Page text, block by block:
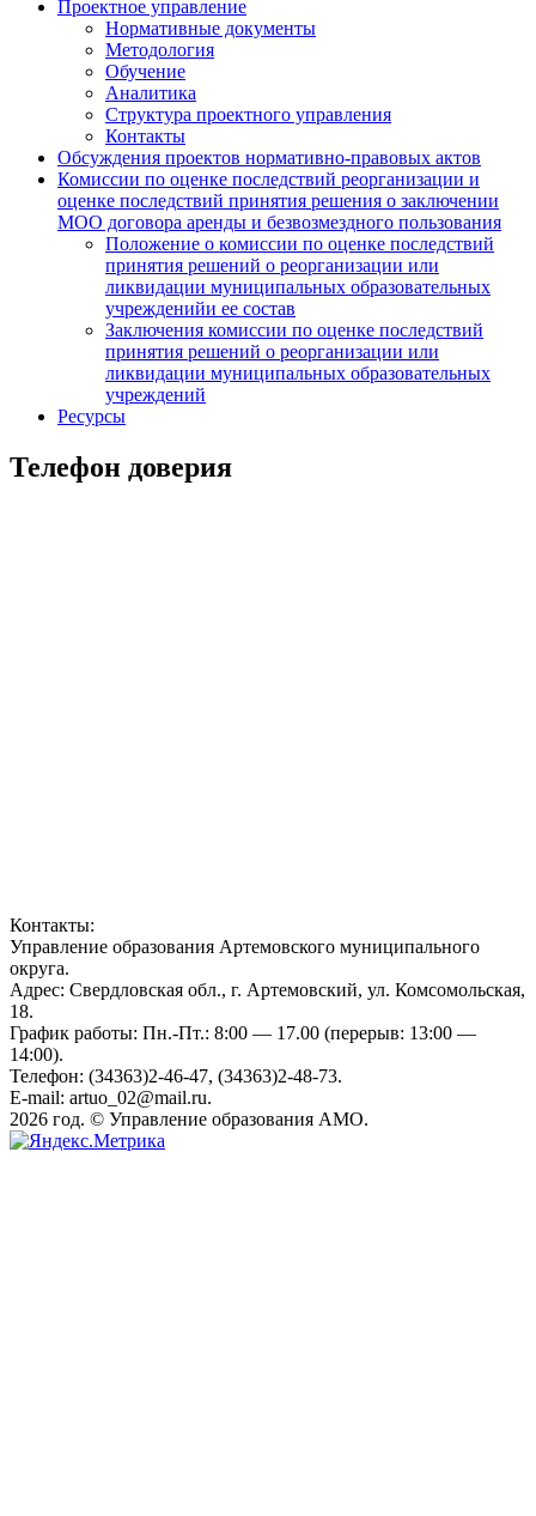
Проектное управление
Нормативные документы
Методология
Обучение
Аналитика
Структура проектного управления
Контакты
Обсуждения проектов нормативно-правовых актов
Комиссии по оценке последствий реорганизации и
оценке последствий принятия решения о заключении
МОО договора аренды и безвозмездного пользования
Положение о комиссии по оценке последствий
принятия решений о реорганизации или
ликвидации муниципальных образовательных
учрежденийи ее состав
Заключения комиссии по оценке последствий
принятия решений о реорганизации или
ликвидации муниципальных образовательных
учреждений
Ресурсы
Телефон доверия
Контакты:
Управление образования Артемовского муниципального
округа.
Адрес: Свердловская обл., г. Артемовский, ул. Комсомольская,
18.
График работы: Пн.-Пт.: 8:00 — 17.00 (перерыв: 13:00 —
14:00).
Телефон: (34363)2-46-47, (34363)2-48-73.
E-mail: artuo_02@mail.ru.
2026 год. © Управление образования АМО.